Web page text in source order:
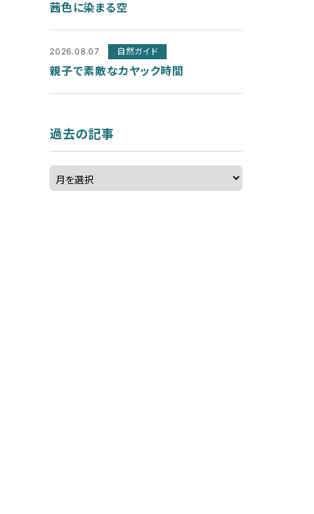
茜色に染まる空
2026.08.07 自然ガイド
親子で素敵なカヤック時間
過去の記事